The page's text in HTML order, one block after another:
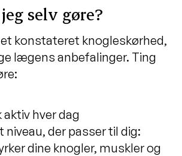
selv gøre?
konstateret knogleskørhed,
lægens anbefalinger. Ting
hver dag
niveau, der passer til dig:
dine knogler, muskler og